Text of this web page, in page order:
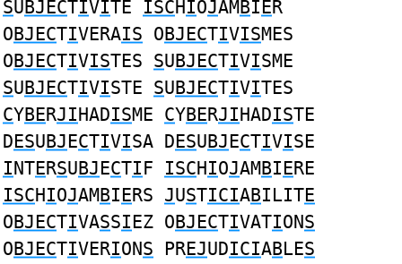
SUBJECTIVITE ISCHIOJAMBIER
OBJECTIVERAIS OBJECTIVISMES
OBJECTIVISTES SUBJECTIVISME
SUBJECTIVISTE SUBJECTIVITES
CYBERJIHADISME CYBERJIHADISTE
DESUBJECTIVISA DESUBJECTIVISE
INTERSUBJECTIF ISCHIOJAMBIERE
ISCHIOJAMBIERS JUSTICIABILITE
OBJECTIVASSIEZ OBJECTIVATIONS
OBJECTIVERIONS PREJUDICIABLES